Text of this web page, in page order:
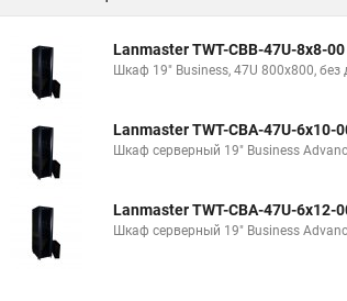
Lanmaster TWT-CBB-47U-8x8-00
Шкаф 19" Business, 47U 800x800,
Lanmaster TWT-CBA-47U-6x10-
Шкаф серверный 19" Business
Lanmaster TWT-CBA-47U-6x12-
Шкаф серверный 19" Business